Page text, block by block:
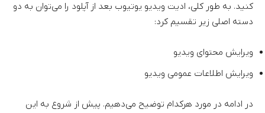
کنید. به طور کلی، ادیت ویدیو یوتیوب بعد از آپلود را می‌توان به دو
دسته اصلی زیر تقسیم کرد:
ویرایش محتوای ویدیو
ویرایش اطلاعات عمومی ویدیو
در ادامه در مورد هرکدام توضیح می‌دهیم. پیش از شروع به این